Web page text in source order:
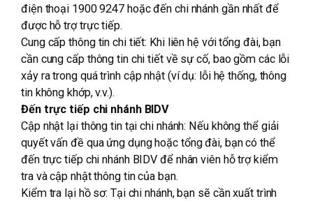
điện thoại 1900 9247 hoặc đến chi nhánh gần nhất để
được hỗ trợ trực tiếp.
Cung cấp thông tin chi tiết: Khi liên hệ với tổng đài, bạn
cần cung cấp thông tin chi tiết về sự cố, bao gồm các lỗi
xảy ra trong quá trình cập nhật (ví dụ: lỗi hệ thống, thông
tin không khớp, v.v.).
Đến trực tiếp chi nhánh BIDV
Cập nhật lại thông tin tại chi nhánh: Nếu không thể giải
quyết vấn đề qua ứng dụng hoặc tổng đài, bạn có thể
đến trực tiếp chi nhánh BIDV để nhân viên hỗ trợ kiểm
tra và cập nhật thông tin của bạn.
Kiểm tra lại hồ sơ: Tại chi nhánh, bạn sẽ cần xuất trình